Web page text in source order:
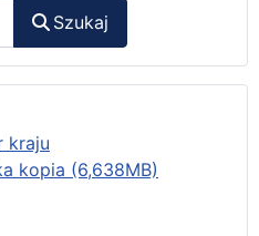
Szukaj
kraju
kopia (6,638MB)